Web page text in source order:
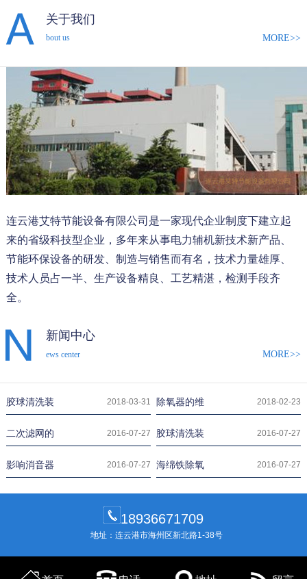
关于我们
bout us MORE>>
连云港艾特节能设备有限公司是一家现代企业制度下建立起
来的省级科技型企业，多年来从事电力辅机新技术新产品、
节能环保设备的研发、制造与销售而有名，技术力量雄厚、
技术人员占一半、生产设备精良、工艺精湛，检测手段齐
全。
新闻中心
ews center MORE>>
胶球清洗装 2018-03-31 除氧器的维 2018-02-23
二次滤网的 2016-07-27 胶球清洗装 2016-07-27
影响消音器 2016-07-27 海绵铁除氧 2016-07-27
18936671709
地址：连云港市海州区新北路1-38号